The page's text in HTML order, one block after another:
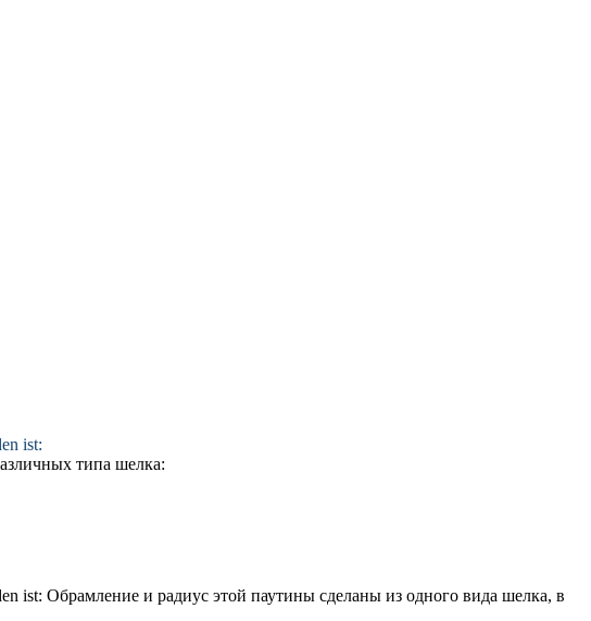
ist:
типа шелка:
ist: Обрамление и радиус этой паутины сделаны из одного вида шелка, в